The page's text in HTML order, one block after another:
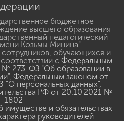
бюджетное
высшего образования
педагогический
Козьмы Минина"
обучающихся и
с Федеральным
№ 273-ФЗ "Об образовании в
, Федеральным законом от
персональных данных",
РФ от 20.10.2021 №
1802
имуществе и обязательствах
руководителей